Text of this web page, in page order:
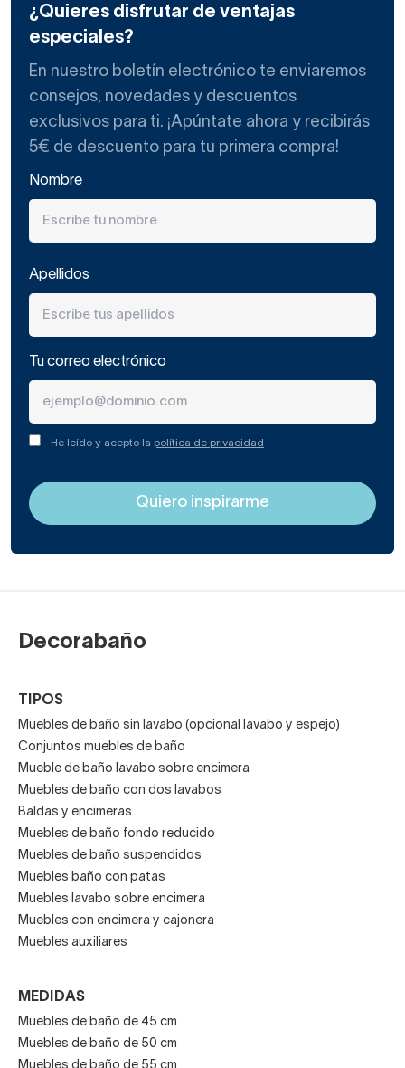
¿Quieres disfrutar de ventajas
especiales?
En nuestro boletín electrónico te enviaremos
consejos, novedades y descuentos
exclusivos para ti. ¡Apúntate ahora y recibirás
5€ de descuento para tu primera compra!
Nombre
Apellidos
Tu correo electrónico
He leído y acepto la política de privacidad
Decorabaño
TIPOS
Muebles de baño sin lavabo (opcional lavabo y espejo)
Conjuntos muebles de baño
Mueble de baño lavabo sobre encimera
Muebles de baño con dos lavabos
Baldas y encimeras
Muebles de baño fondo reducido
Muebles de baño suspendidos
Muebles baño con patas
Muebles lavabo sobre encimera
Muebles con encimera y cajonera
Muebles auxiliares
MEDIDAS
Muebles de baño de 45 cm
Muebles de baño de 50 cm
Muebles de baño de 55 cm